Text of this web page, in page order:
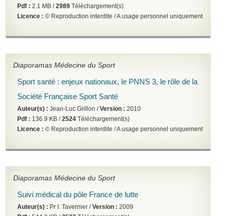
Pdf : 2.1 MB /2989 Téléchargement(s)
Licence : © Reproduction interdite / A usage personnel uniquement
Diaporamas Médecine du Sport
Sport santé : enjeux nationaux, le PNNS 3, le rôle de la
Société Française Sport Santé
Auteur(s) : Jean-Luc Grillon /Version : 2010
Pdf : 136.9 KB /2524 Téléchargement(s)
Licence : © Reproduction interdite / A usage personnel uniquement
Diaporamas Médecine du Sport
Suivi médical du pôle France de lutte
Auteur(s) : Pr I. Tavernier /Version : 2009